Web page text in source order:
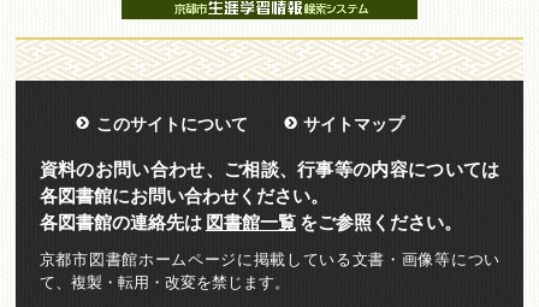
このサイトについて サイトマップ
資料のお問い合わせ、ご相談、行事等の内容については
各図書館にお問い合わせください。
各図書館の連絡先は 図書館一覧をご参照ください。
京都市図書館ホームページに掲載している文書・画像等につい
て、複製・転用・改変を禁じます。